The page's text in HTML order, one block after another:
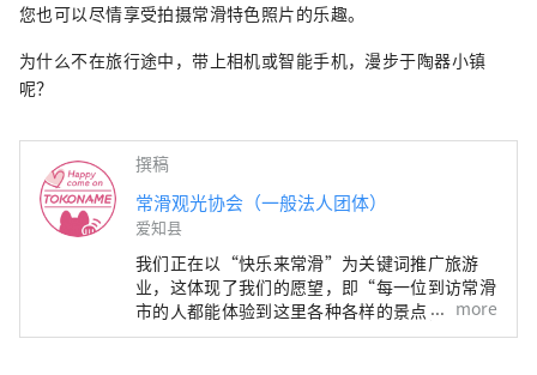
您也可以尽情享受拍摄常滑特色照片的乐趣。
为什么不在旅行途中，带上相机或智能手机，漫步于陶器小镇
呢？
撰稿
常滑观光协会（一般法人团体）
爱知县
我们正在以“快乐来常滑”为关键词推广旅游
业，这体现了我们的愿望，即“每一位到访常滑
市的人都能体验到这里各种各样的景点，感受到
快乐和喜悦，并将‘幸福的力量’带回家，为明
more